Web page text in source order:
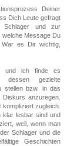
Deiner
Dich Leute gefragt
Schlager und zur
welche Message Du
es Dir wichtig,
und ich finde es
dessen gezielte
stellen bzw. in das
anzuregen.
zugleich.
klar lesbar sind und
weil, wenn man
Schlager und die
Geschichten